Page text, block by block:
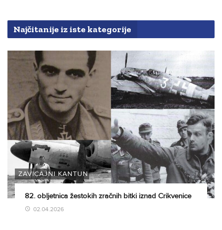
Najčitanije iz iste kategorije
ZAVIČAJNI KANTUN
82. obljetnica žestokih zračnih bitki iznad Crikvenice
02.04.2026